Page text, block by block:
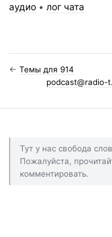
аудио • лог чата
← Темы для 914
podcast@radio-
Тут у нас свобода
Пожалуйста,
комментировать.